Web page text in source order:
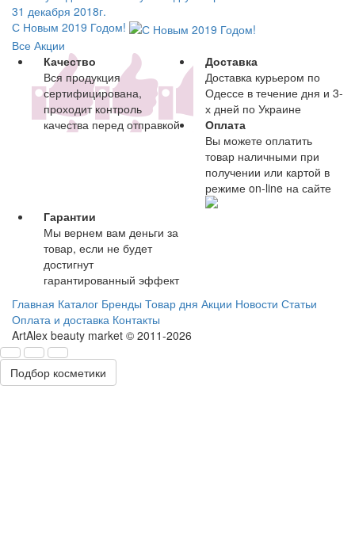
31 декабря 2018г.
С Новым 2019 Годом!
Все Акции
Качество
Вся продукция
сертифицирована,
проходит контроль
качества перед отправкой
Доставка
Доставка курьером по
Одессе в течение дня и 3-
х дней по Украине
Оплата
Вы можете оплатить
товар наличными при
получении или картой в
режиме on-line на сайте
Гарантии
Мы вернем вам деньги за
товар, если не будет
достигнут
гарантированный эффект
Главная Каталог Бренды Товар дня Акции Новости Статьи
Оплата и доставка Контакты
ArtAlex beauty market © 2011-2026
Подбор косметики